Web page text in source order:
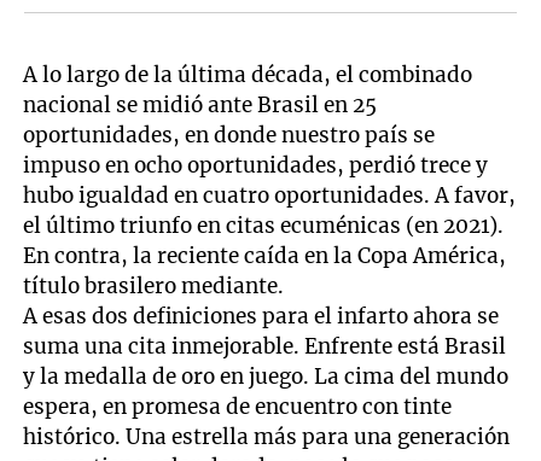
A lo largo de la última década, el combinado
nacional se midió ante Brasil en 25
oportunidades, en donde nuestro país se
impuso en ocho oportunidades, perdió trece y
hubo igualdad en cuatro oportunidades. A favor,
el último triunfo en citas ecuménicas (en 2021).
En contra, la reciente caída en la Copa América,
título brasilero mediante.
A esas dos definiciones para el infarto ahora se
suma una cita inmejorable. Enfrente está Brasil
y la medalla de oro en juego. La cima del mundo
espera, en promesa de encuentro con tinte
histórico. Una estrella más para una generación